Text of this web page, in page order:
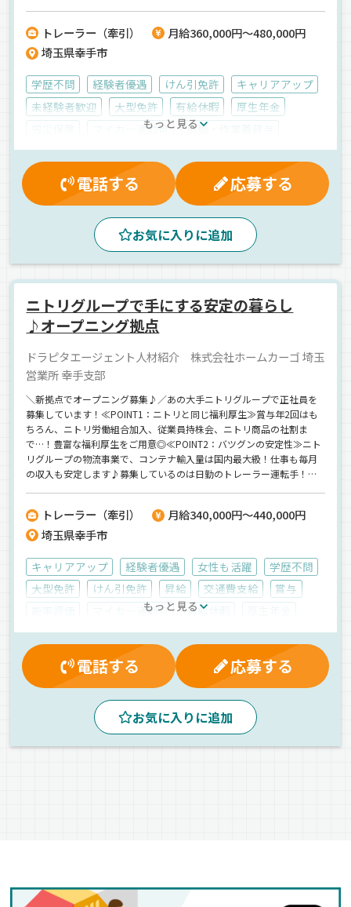
す！トレーラー（牽引）
月給360,000円～480,000円
埼玉県幸手市
学歴不問 経験者優遇 けん引免許
キャリアアップ
未経験者歓迎
大型免許 有給休暇
厚生年金
マイカー通勤可
制服・作業着貸与
休日出勤割増金
雇用保険 退職金制度
賞与
健康保険
残業手当 交通費支給
能率評価
保養所有
夜 早朝 昼 夕方
地場
ETC搭載
ドライブレコーダー
バックアイモニター装備
家具
トレーラー
正社員
もっと見る
電話する 応募する
お気に入りに追加
ニトリグループで手にする安定の暮らし
♪オープニング拠点
ドラピタエージェント人材紹介 株式会社ホームカーゴ 埼玉
営業所 幸手支部
＼新拠点でオープニング募集♪／あの大手ニトリグループで正社員を
募集しています！≪POINT1：ニトリと同じ福利厚生≫賞与年2回はも
ちろん、ニトリ労働組合加入、従業員持株会、ニトリ商品の社割ま
で…！豊富な福利厚生をご用意◎≪POINT2：バツグンの安定性≫ニト
リグループの物流事業で、コンテナ輸入量は国内最大級！仕事も毎月
の収入も安定します♪募集しているのは日勤のトレーラー運転手！海
カーゴ】でのお仕事ですが、応募はドラピタエージェントを通じての
ご紹介になります！
トレーラー（牽引）
月給340,000円～440,000円
埼玉県幸手市
キャリアアップ 経験者優遇 女性も活躍
学歴不問
大型免許
けん引免許 昇給 交通費支給
賞与
マイカー通勤可 有給休暇
休日出勤割増金
雇用保険 退職金制度
保養所有
深夜手当
健康保険 残業手当
制服・作業着貸与
労災保険
朝 夕方 夜 早朝
ルート配送
ドライブレコーダー
ETC搭載
バックアイモニター装備
コンテナ 家具
トレーラー
正社員
もっと見る
電話する 応募する
お気に入りに追加